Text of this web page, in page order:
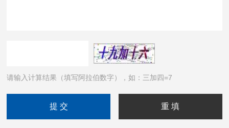
请输入计算结果（填写阿拉伯数字），如：三加四=7